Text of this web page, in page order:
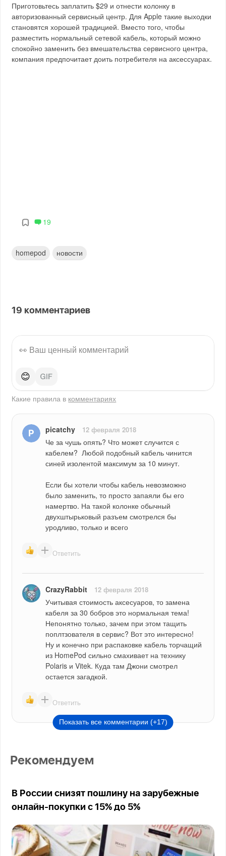
Приготовьтесь заплатить $29 и отнести колонку в
авторизованный сервисный центр. Для Apple такие выходки
становятся хорошей традицией. Вместо того, чтобы
разместить нормальный сетевой кабель, который можно
спокойно заменить без вмешательства сервисного центра,
компания предпочитает доить потребителя на аксессуарах.
19
homepod новости
19 комментариев
😊
Какие правила в комментариях
picatchy 12 февраля 2018
Че за чушь опять? Что может случится с
кабелем?  Любой подобный кабель чинится
синей изолентой максимум за 10 минут.
Если бы хотели чтобы кабель невозможно
было заменить, то просто запаяли бы его
намертво. На такой колонке обычный
двухштырьковый разъем смотрелся бы
уродливо, только и всего
Ответить
CrazyRabbit 12 февраля 2018
Учитывая стоимость аксесуаров, то замена
кабеля за 30 бобров это нормальная тема!
Непонятно только, зачем при этом тащить
поплтзователя в сервис? Вот это интересно!
Ну и конечно при распаковке кабель торчащий
из HomePod сильно смахивает на технику
Polaris и Vitek. Куда там Джони смотрел
остается загадкой.
Ответить
Показать все комментарии (+17)
Рекомендуем
В России снизят пошлину на зарубежные
онлайн-покупки с 15% до 5%